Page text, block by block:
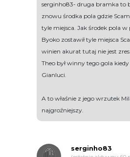
serginho83- druga bramka to
znowu środka pola gdzie
tyle miejsca. Jak środek pola w
Byoko zostawił tyle miejsca
winien akurat tutaj nie jest
Theo był winny tego gola
Gianluci.
A to właśnie z jego wrzutek
najgroźniejszy.
serginho83